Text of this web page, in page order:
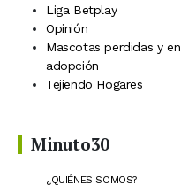
Liga Betplay
Opinión
Mascotas perdidas y en
adopción
Tejiendo Hogares
Minuto30
¿QUIÉNES SOMOS?